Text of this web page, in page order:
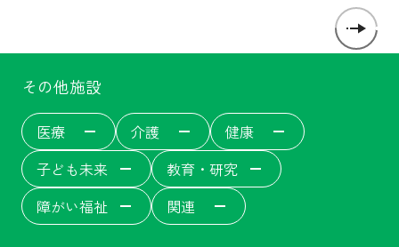
その他施設
医療 介護
健康
子ども未来
教育・研究
障がい福祉
関連